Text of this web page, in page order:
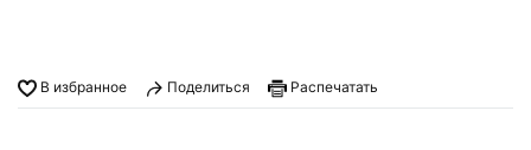
В избранное Поделиться Распечатать